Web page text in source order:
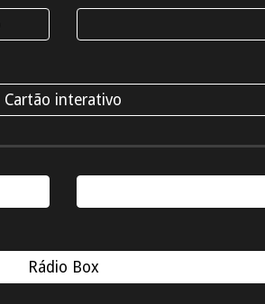
Cartão interativo
Rádio Box